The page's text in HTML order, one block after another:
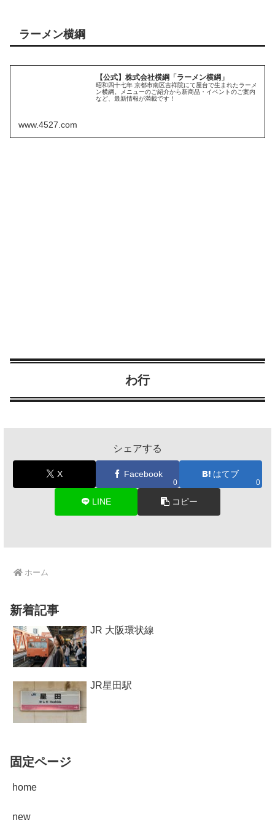
ラーメン横綱
【公式】株式会社横綱「ラーメン横綱」
昭和四十七年 京都市南区吉祥院にて屋台で生まれたラーメ
ン横綱。メニューのご紹介から新商品・イベントのご案内
など、最新情報が満載です！
www.4527.com
わ行
シェアする
X Facebook
0
はてブ
0
LINE コピー
ホーム
新着記事
JR 大阪環状線
JR星田駅
固定ページ
home
new